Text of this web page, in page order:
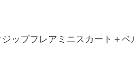
ップフレアミニスカート＋ベ